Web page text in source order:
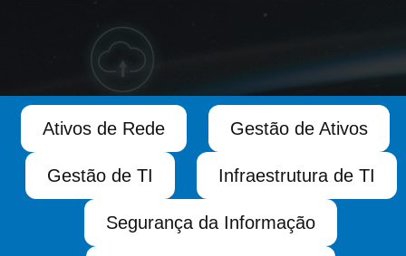
Ativos de Rede Gestão de Ativos
Gestão de TI Infraestrutura de TI
Segurança da Informação